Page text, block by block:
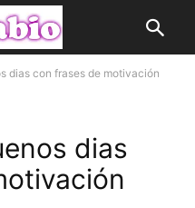
dias con frases de motivación
dias